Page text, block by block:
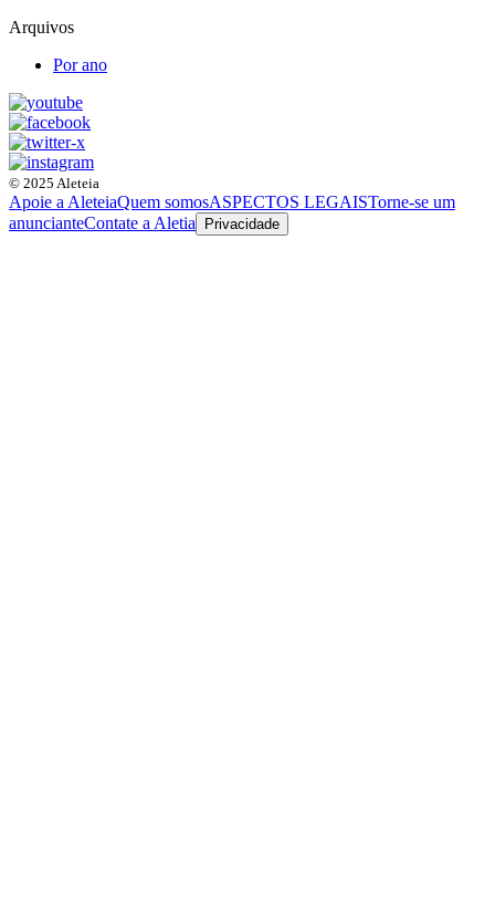
Arquivos
Por ano
© 2025 Aleteia
Apoie a AleteiaQuem somosASPECTOS LEGAISTorne-se um
anuncianteContate a Aletia Privacidade